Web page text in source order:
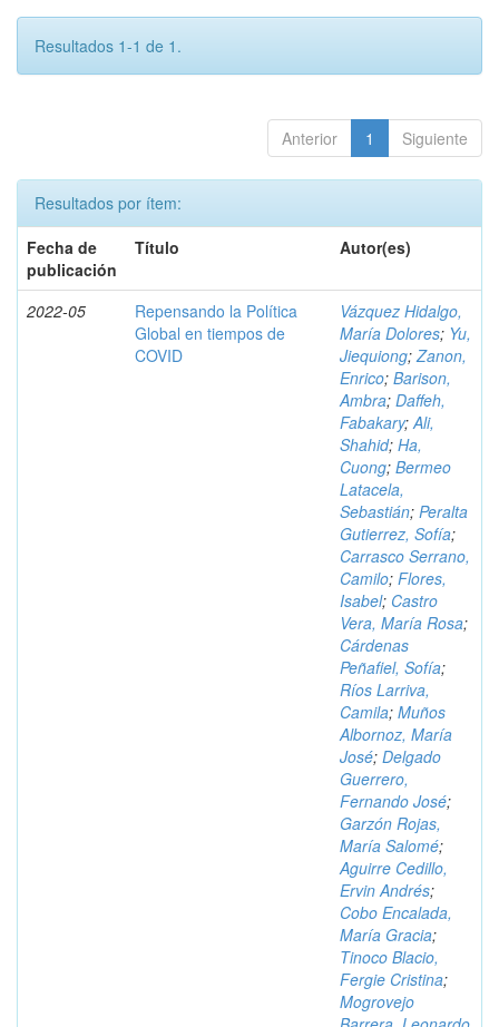
Resultados 1-1 de 1.
Anterior 1 Siguiente
Resultados por ítem:
Fecha de
publicación
Título Autor(es)
2022-05
Repensando la Política
Global en tiempos de
COVID
Vázquez Hidalgo,
María Dolores; Yu,
Jiequiong;Zanon,
Enrico; Barison,
Ambra; Daffeh,
Fabakary;Ali,
Shahid; Ha,
Cuong; Bermeo
Latacela,
Sebastián; Peralta
Gutierrez, Sofía;
Carrasco Serrano,
Camilo; Flores,
Isabel; Castro
Vera, María Rosa;
Cárdenas
Peñafiel, Sofía;
Ríos Larriva,
Camila; Muños
Albornoz, María
José; Delgado
Guerrero,
Fernando José;
Garzón Rojas,
María Salomé;
Aguirre Cedillo,
Ervin Andrés;
Cobo Encalada,
María Gracia;
Tinoco Blacio,
Fergie Cristina;
Mogrovejo